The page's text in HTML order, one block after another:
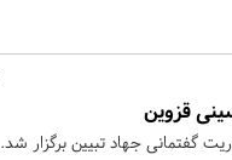
قزوین
گفتمانی جهاد تبیین برگزار شد.